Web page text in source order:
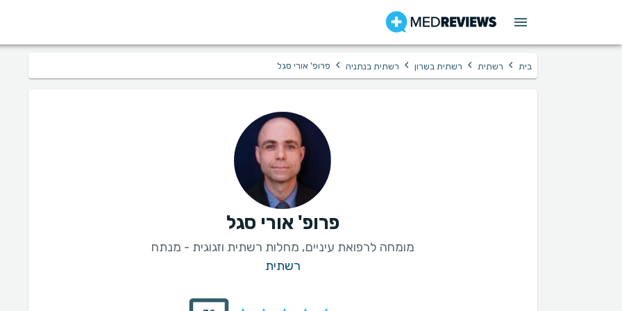
בית › רשתית › רשתית בשרון › רשתית בנתניה › פרופ' אורי סגל
פרופ' אורי סגל
מומחה לרפואת עיניים, מחלות רשתית וזגוגית - מנתח
רשתית